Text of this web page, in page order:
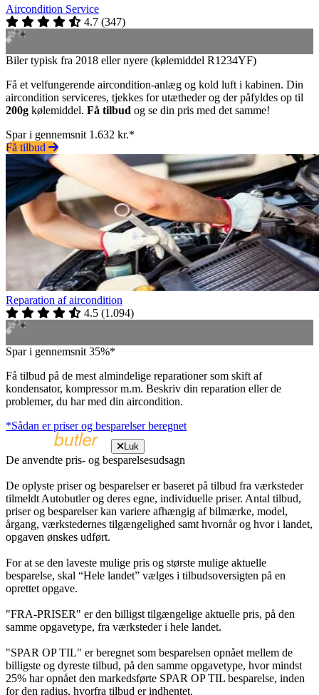
Aircondition Service
4.7 (347)
Biler typisk fra 2018 eller nyere (kølemiddel R1234YF)
Få et velfungerende aircondition-anlæg og kold luft i kabinen. Din
aircondition serviceres, tjekkes for utætheder og der påfyldes op til
200g kølemiddel. Få tilbud og se din pris med det samme!
Spar i gennemsnit 1.632 kr.*
Få tilbud
Reparation af aircondition
4.5 (1.094)
Spar i gennemsnit 35%*
Få tilbud på de mest almindelige reparationer som skift af
kondensator, kompressor m.m. Beskriv din reparation eller de
problemer, du har med din aircondition.
*Sådan er priser og besparelser beregnet
Luk
De anvendte pris- og besparelsesudsagn
De oplyste priser og besparelser er baseret på tilbud fra værksteder
tilmeldt Autobutler og deres egne, individuelle priser. Antal tilbud,
priser og besparelser kan variere afhængig af bilmærke, model,
årgang, værkstedernes tilgængelighed samt hvornår og hvor i landet,
opgaven ønskes udført.
For at se den laveste mulige pris og største mulige aktuelle
besparelse, skal “Hele landet” vælges i tilbudsoversigten på en
oprettet opgave.
"FRA-PRISER" er den billigst tilgængelige aktuelle pris, på den
samme opgavetype, fra værksteder i hele landet.
"SPAR OP TIL" er beregnet som besparelsen opnået mellem de
billigste og dyreste tilbud, på den samme opgavetype, hvor mindst
25% har opnået den markedsførte SPAR OP TIL besparelse, inden
for den radius, hvorfra tilbud er indhentet.